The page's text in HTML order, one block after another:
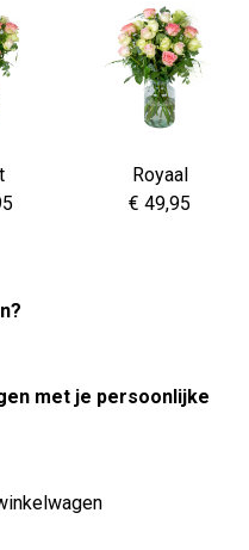
Royaal
€ 49,95
met je persoonlijke